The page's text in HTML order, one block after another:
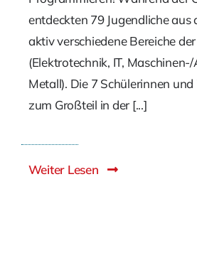
entdeckten 79 Jugendliche aus
aktiv verschiedene Bereiche
(Elektrotechnik, IT,
Metall). Die 7 Schülerinnen
zum Großteil in der [...]
Weiter Lesen